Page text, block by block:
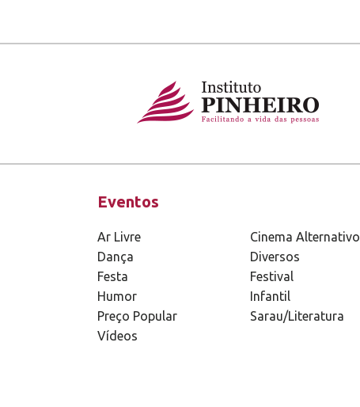
Eventos
Ar Livre Cinema Alternativo
Dança
Diversos
Festa
Festival
Humor
Infantil
Preço Popular
Sarau/Literatura
Vídeos